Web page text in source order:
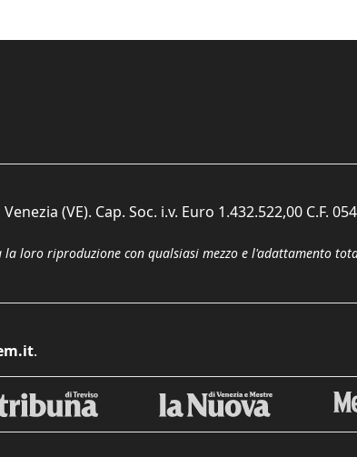
(VE). Cap. Soc. i.v. Euro 1.432.522,00 C.F.
loro riproduzione con qualsiasi mezzo e l'adattamento
.